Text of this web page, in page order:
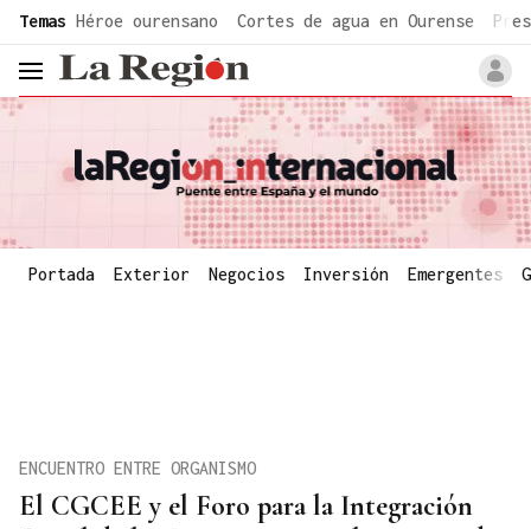
common.go-to-content
Temas Héroe ourensano Cortes de agua en Ourense
header.menu.open
Portada Exterior Negocios Inversión Emergentes
El CGCEE y el Foro para la Integración
ENCUENTRO ENTRE ORGANISMO